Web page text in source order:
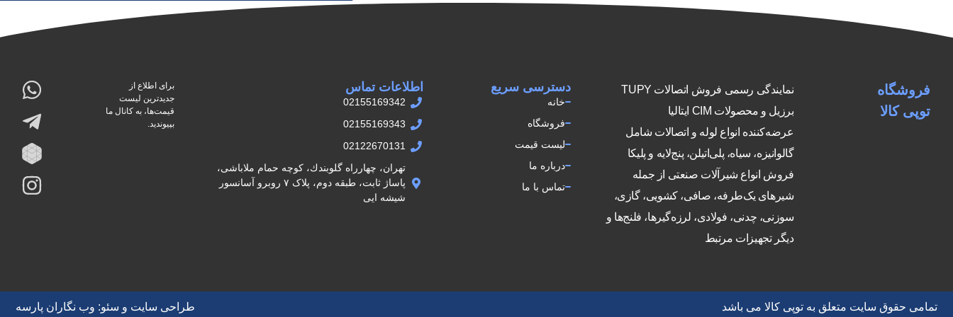
فروشگاه
توپی کالا
نمایندگی رسمی فروش اتصالات TUPY
برزیل و محصولات CIM ایتالیا
عرضه‌کننده انواع لوله و اتصالات شامل
گالوانیزه، سیاه، پلی‌اتیلن، پنج‌لایه و پلیکا
فروش انواع شیرآلات صنعتی از جمله
شیرهای یک‌طرفه، صافی، کشویی، گازی،
سوزنی، چدنی، فولادی، لرزه‌گیرها، فلنج‌ها و
دیگر تجهیزات مرتبط
دسترسی سریع
خانه
فروشگاه
لیست قیمت
درباره ما
تماس با ما
اطلاعات تماس
02155169342
02155169343
02122670131
تهران، چهارراه گلوبندك، كوچه حمام ملاباشى،
پاساژ ثابت، طبقه دوم، پلاک ۷ روبرو آسانسور
شيشه ايى
برای اطلاع از
جدیدترین لیست
قیمت‌ها، به کانال ما
بپیوندید.
تمامی حقوق سایت متعلق به توپی کالا می باشد طراحی سایت و سئو: وب نگاران پارسه